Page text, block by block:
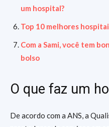
um hospital?
Top 10 melhores
Com a Sami, você tem
bolso
O que faz um
De acordo com a ANS, a